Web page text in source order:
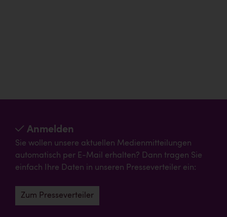
Anmelden
Sie wollen unsere aktuellen Medienmitteilungen
automatisch per E-Mail erhalten? Dann tragen Sie
einfach Ihre Daten in unseren Presseverteiler ein:
Zum Presseverteiler